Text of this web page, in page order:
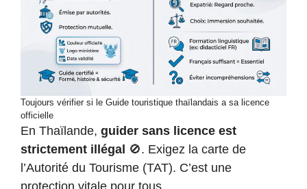
Toujours vérifier si le Guide touristique thaïlandais a sa licence
officielle
En Thaïlande, guider sans licence est
strictement illégal 🚫. Exigez la carte de
l’Autorité du Tourisme (TAT). C’est une
protection vitale pour tous.